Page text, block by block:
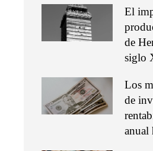
El
de
siglo
Los
de
anual